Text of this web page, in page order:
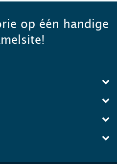
op één handige